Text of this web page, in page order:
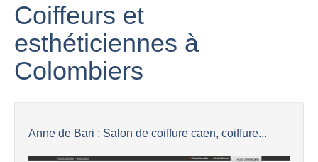
Coiffeurs et
esthéticiennes à
Colombiers
Anne de Bari : Salon de coiffure caen, coiffure...